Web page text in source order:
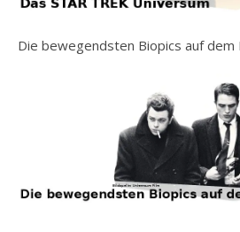
Die bewegendsten Biopics auf dem